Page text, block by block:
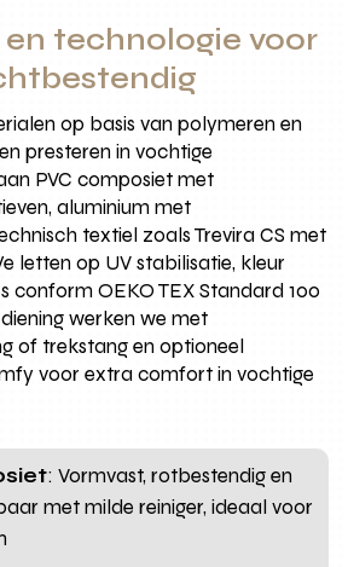
technologie voor
op basis van polymeren en
presteren in vochtige
PVC composiet met
aluminium met
textiel zoals Trevira CS met
letten op UV stabilisatie, kleur
conform OEKO TEX Standard 100
werken we met
of trekstang en optioneel
voor extra comfort in vochtige
: Vormvast, rotbestendig en
met milde reiniger, ideaal voor